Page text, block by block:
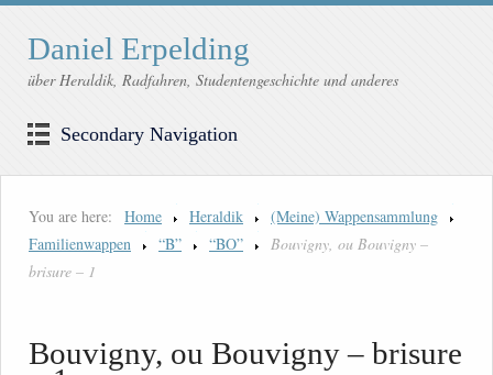
Daniel Erpelding
über Heraldik, Radfahren, Studentengeschichte und anderes
Secondary Navigation
You are here: Home Heraldik
(Meine) Wappensammlung
Familienwappen
“B” “BO”
Bouvigny, ou Bouvigny –
brisure – 1
Bouvigny, ou Bouvigny – brisure